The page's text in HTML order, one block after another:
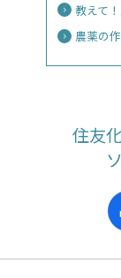
教えて
農薬の
住友